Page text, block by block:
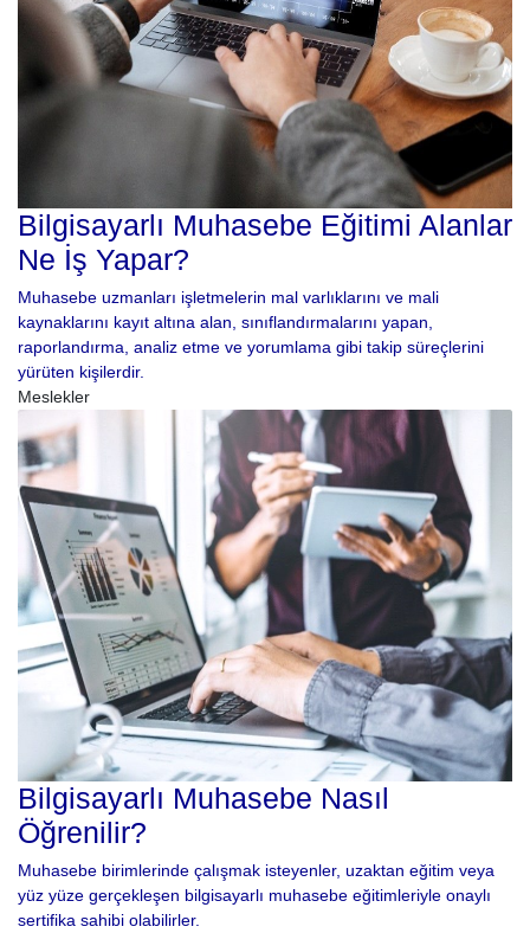
Bilgisayarlı Muhasebe Eğitimi Alanlar
Ne İş Yapar?
Muhasebe uzmanları işletmelerin mal varlıklarını ve mali
kaynaklarını kayıt altına alan, sınıflandırmalarını yapan,
raporlandırma, analiz etme ve yorumlama gibi takip süreçlerini
yürüten kişilerdir.
Meslekler
Bilgisayarlı Muhasebe Nasıl
Öğrenilir?
Muhasebe birimlerinde çalışmak isteyenler, uzaktan eğitim veya
yüz yüze gerçekleşen bilgisayarlı muhasebe eğitimleriyle onaylı
sertifika sahibi olabilirler.